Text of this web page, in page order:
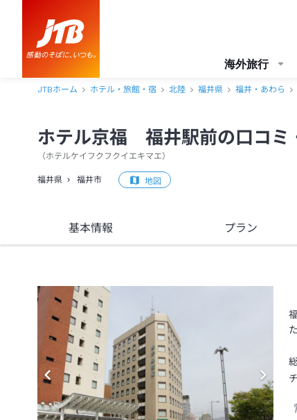
海外旅行
JTBホーム ホテル・旅館・宿 北陸 福井県 福井・あわら
ホテル京福 福井駅前の口コミ
（ホテルケイフクフクイエキマエ）
福井県 福井市 地図
基本情報 プラン